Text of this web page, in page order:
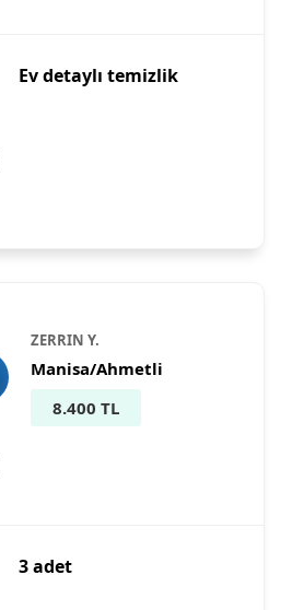
Ev detaylı temizlik
ZERRIN Y.
Manisa/Ahmetli
8.400 TL
3 adet